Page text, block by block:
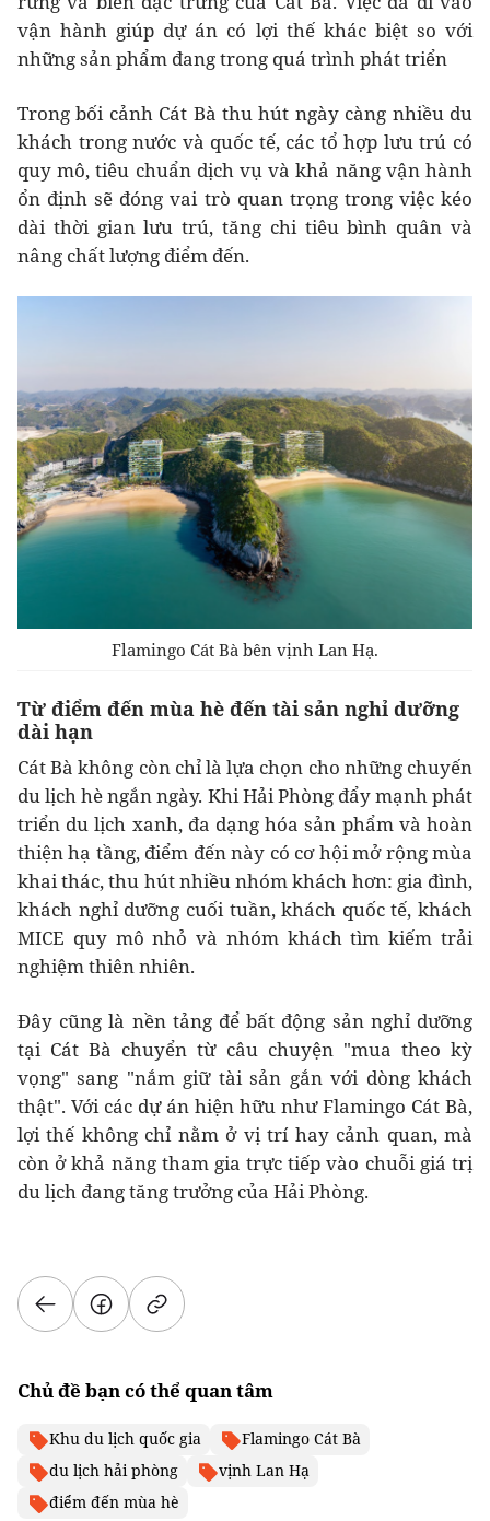
vận hành giúp dự án có lợi thế khác biệt so với
những sản phẩm đang trong quá trình phát triển
Trong bối cảnh Cát Bà thu hút ngày càng nhiều du
khách trong nước và quốc tế, các tổ hợp lưu trú có
quy mô, tiêu chuẩn dịch vụ và khả năng vận hành
ổn định sẽ đóng vai trò quan trọng trong việc kéo
dài thời gian lưu trú, tăng chi tiêu bình quân và
nâng chất lượng điểm đến.
Flamingo Cát Bà bên vịnh Lan Hạ.
Từ điểm đến mùa hè đến tài sản nghỉ dưỡng
dài hạn
Cát Bà không còn chỉ là lựa chọn cho những chuyến
du lịch hè ngắn ngày. Khi Hải Phòng đẩy mạnh phát
triển du lịch xanh, đa dạng hóa sản phẩm và hoàn
thiện hạ tầng, điểm đến này có cơ hội mở rộng mùa
khai thác, thu hút nhiều nhóm khách hơn: gia đình,
khách nghỉ dưỡng cuối tuần, khách quốc tế, khách
MICE quy mô nhỏ và nhóm khách tìm kiếm trải
nghiệm thiên nhiên.
Đây cũng là nền tảng để bất động sản nghỉ dưỡng
tại Cát Bà chuyển từ câu chuyện "mua theo kỳ
vọng" sang "nắm giữ tài sản gắn với dòng khách
thật". Với các dự án hiện hữu như Flamingo Cát Bà,
lợi thế không chỉ nằm ở vị trí hay cảnh quan, mà
còn ở khả năng tham gia trực tiếp vào chuỗi giá trị
du lịch đang tăng trưởng của Hải Phòng.
Chủ đề bạn có thể quan tâm
Khu du lịch quốc gia
Flamingo Cát Bà
du lịch hải phòng
vịnh Lan Hạ
điểm đến mùa hè